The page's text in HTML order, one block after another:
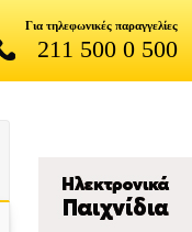
Για τηλεφωνικές παραγγελίες
211 500 0 500